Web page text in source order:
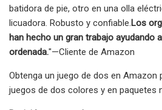
batidora de pie, otro en una olla
licuadora. Robusto y confiable.Los
han hecho un gran trabajo ayudando
ordenada."—Cliente de Amazon
Obtenga un juego de dos en Amazon
juegos de dos colores y en paquetes